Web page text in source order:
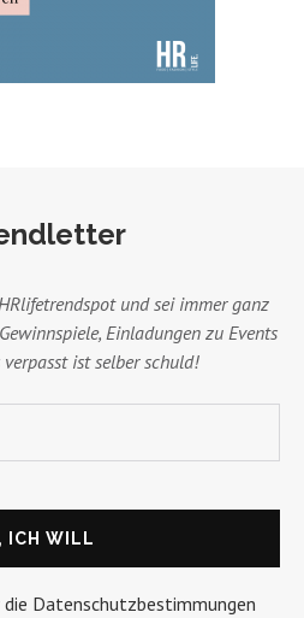
und sei immer ganz
Einladungen zu Events
ist selber schuld!
die Datenschutzbestimmungen